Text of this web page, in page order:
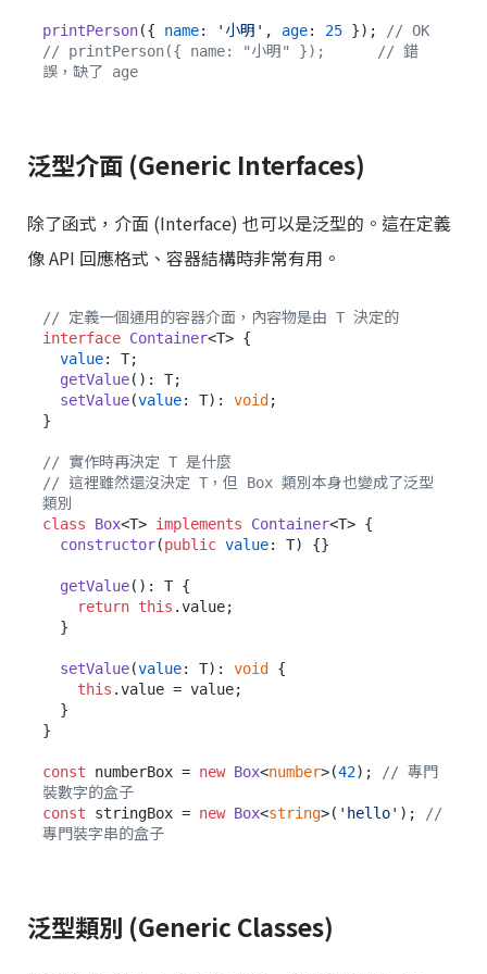
printPerson({ name: '小明' , age: 25 });
// OK
// printPerson({ name: "小明" });      // 錯
誤，缺了 age
泛型介面 (Generic Interfaces)
除了函式，介面 (Interface) 也可以是泛型的。這在定義
像 API 回應格式、容器結構時非常有用。
// 定義一個通用的容器介面，內容物是由 T 決定的
interface Container<T> {
value: T;
getValue(): T;
setValue(value: T): void ;
}
// 實作時再決定 T 是什麼
// 這裡雖然還沒決定 T，但 Box 類別本身也變成了泛型
類別
class
Box<T> implements Container<T> {
constructor(public value: T) {}
getValue(): T {
return this .value;
setValue(value: T): void
{
this .value = value;
}
const numberBox = new Box<number>(42);
// 專門
裝數字的盒子
const stringBox = new Box<string>( 'hello' );
//
專門裝字串的盒子
泛型類別 (Generic Classes)